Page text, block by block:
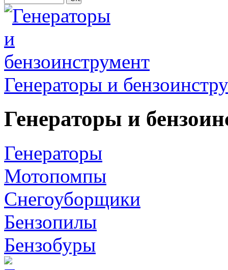
Генераторы и
Генераторы и
Генераторы
Мотопомпы
Снегоуборщики
Бензопилы
Бензобуры